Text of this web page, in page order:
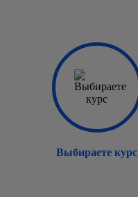
Выбираете курс